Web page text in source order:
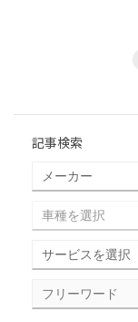
記事検索